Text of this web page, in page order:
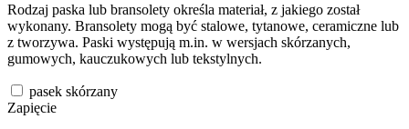
Rodzaj paska lub bransolety określa materiał, z jakiego został
wykonany. Bransolety mogą być stalowe, tytanowe, ceramiczne lub
z tworzywa. Paski występują m.in. w wersjach skórzanych,
gumowych, kauczukowych lub tekstylnych.
pasek skórzany
Zapięcie